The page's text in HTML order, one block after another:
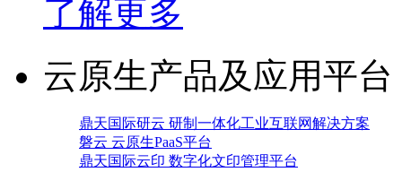
了解更多
云原生产品及应用平台
鼎天国际研云 研制一体化工业互联网解决方案
磐云 云原生PaaS平台
鼎天国际云印 数字化文印管理平台